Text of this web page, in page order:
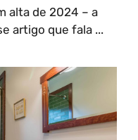
alta de 2024 – a
artigo que fala ...